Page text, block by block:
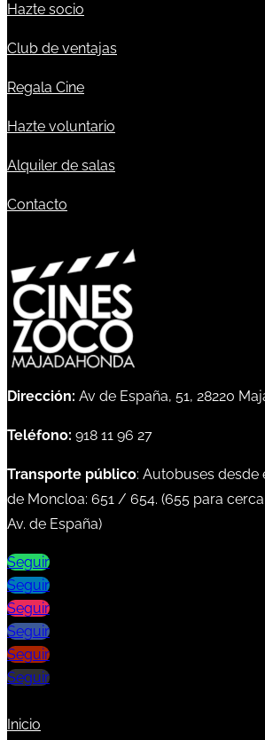
Hazte socio
Club de ventajas
Regala Cine
Hazte voluntario
Alquiler de salas
Contacto
Dirección: Av de España, 51, 28220
Teléfono: 918 11 96 27
Transporte público: Autobuses
de Moncloa: 651 / 654. (655 para
Av. de España)
Seguir
Seguir
Seguir
Seguir
Seguir
Seguir
Inicio